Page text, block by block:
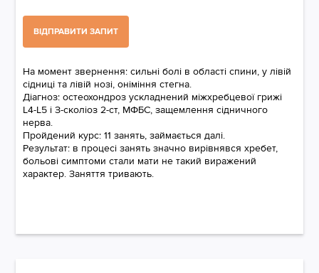
ВІДПРАВИТИ ЗАПИТ
На момент звернення: сильні болі в області спини, у лівій
сідниці та лівій нозі, оніміння стегна.
Діагноз: остеохондроз ускладнений міжхребцевої грижі
L4-L5 і З-сколіоз 2-ст, МФБС, защемлення сідничного
нерва.
Пройдений курс: 11 занять, займається далі.
Результат: в процесі занять значно вирівнявся хребет,
больові симптоми стали мати не такий виражений
характер. Заняття тривають.